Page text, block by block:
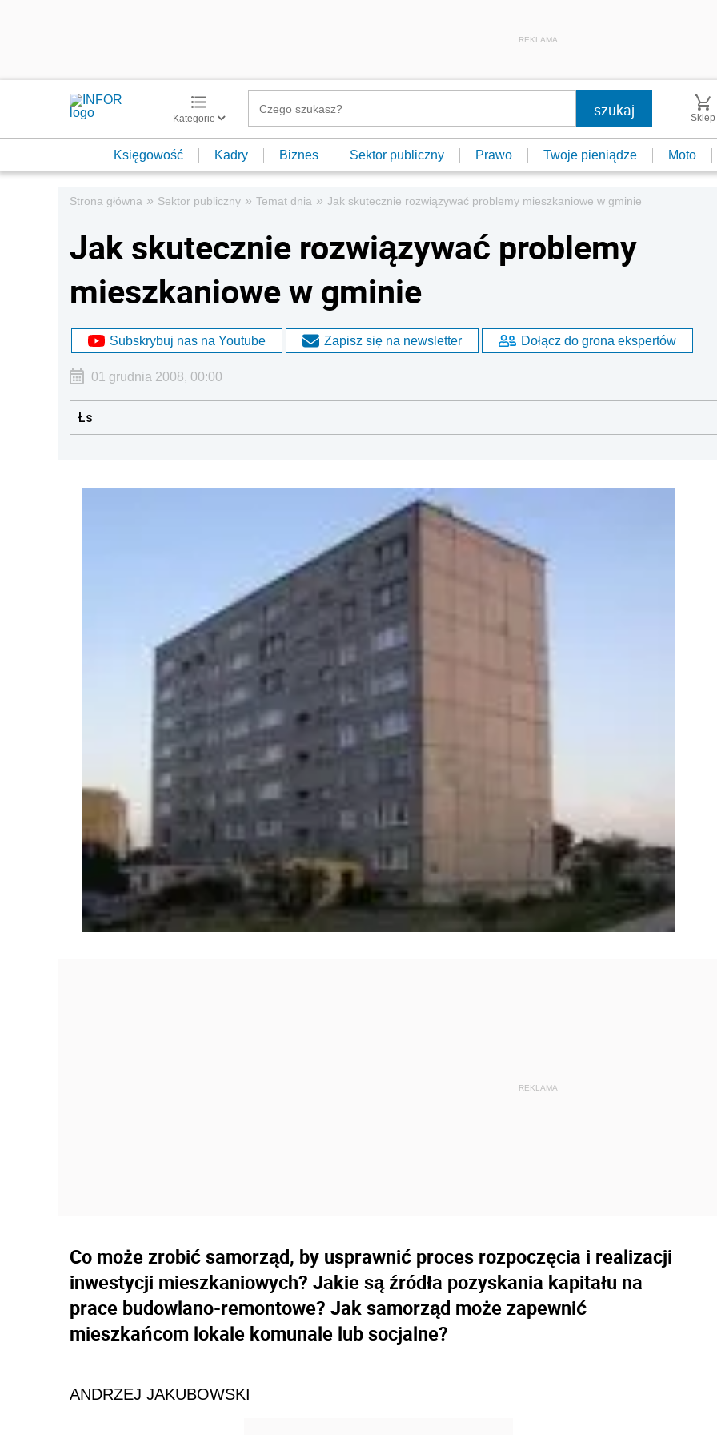
REKLAMA
Kategorie Sklep
Księgowość Kadry Biznes Sektor publiczny Prawo Twoje pieniądze Moto
Strona główna » Sektor publiczny » Temat dnia » Jak skutecznie rozwiązywać problemy mieszkaniowe w gminie
Jak skutecznie rozwiązywać problemy
mieszkaniowe w gminie
Subskrybuj nas na Youtube Zapisz się na newsletter Dołącz do grona ekspertów
01 grudnia 2008, 00:00
Łs
Co może zrobić samorząd, by usprawnić proces rozpoczęcia i realizacji
inwestycji mieszkaniowych? Jakie są źródła pozyskania kapitału na
prace budowlano-remontowe? Jak samorząd może zapewnić
mieszkańcom lokale komunale lub socjalne?
ANDRZEJ JAKUBOWSKI